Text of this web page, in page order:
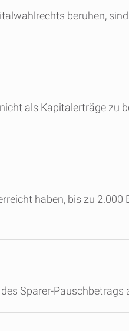
beruhen,
als Kapitalerträge zu
haben, bis zu 2.000
Sparer-Pauschbetrags